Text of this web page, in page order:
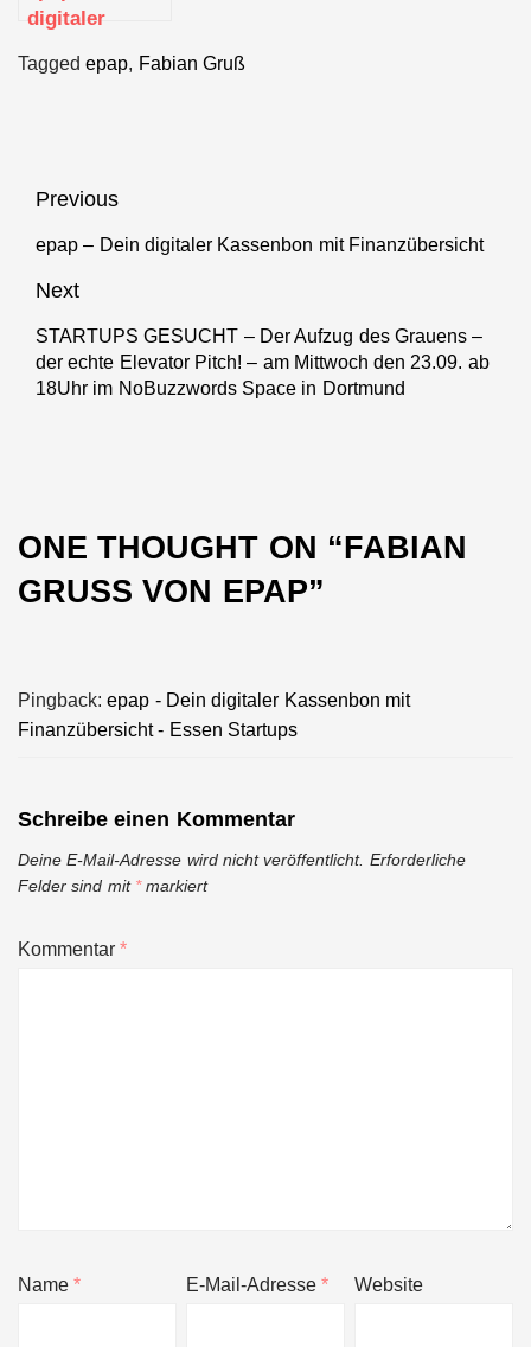
digitaler
Finanzübersicht
Taggedepap, Fabian Gruß
Beitragsnavigation
Previous
Previous
epap – Dein digitaler Kassenbon mit Finanzübersicht
Next
Next
post:
STARTUPS GESUCHT – Der Aufzug des Grauens –
der echte Elevator Pitch! – am Mittwoch den 23.09. ab
18Uhr im NoBuzzwords Space in Dortmund
ONE THOUGHT ON “FABIAN
GRUSS VON EPAP
”
Pingback:epap - Dein digitaler Kassenbon mit
Finanzübersicht - Essen Startups
Schreibe einen Kommentar
Deine E-Mail-Adresse wird nicht veröffentlicht. Erforderliche
Felder sind mit *markiert
Kommentar*
Name* E-Mail-Adresse* Website